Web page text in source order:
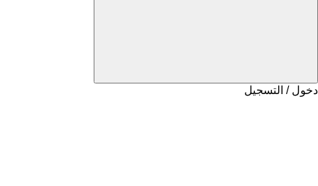
دخول / التسجيل